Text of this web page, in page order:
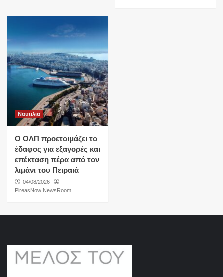
Ναυτιλια
O ΟΛΠ προετοιμάζει το
έδαφος για εξαγορές και
επέκταση πέρα από τον
λιμάνι του Πειραιά
04/08/2026
PireasNow NewsRoom